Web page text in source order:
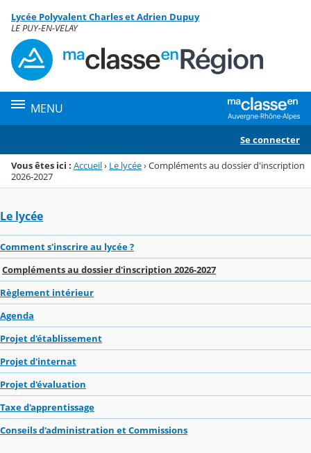
Menu de la rubrique
Contenu
Lycée Polyvalent Charles et Adrien Dupuy
LE PUY-EN-VELAY
MENU
Se connecter
Vous êtes ici : Accueil› Le lycée›Compléments au dossier d'inscription
2026-2027
Le lycée
Comment s'inscrire au lycée ?
Compléments au dossier d'inscription 2026-2027
Règlement intérieur
Agenda
Projet d'établissement
Projet d'internat
Projet d'évaluation
Taxe d'apprentissage
Conseils d'administration et Commissions